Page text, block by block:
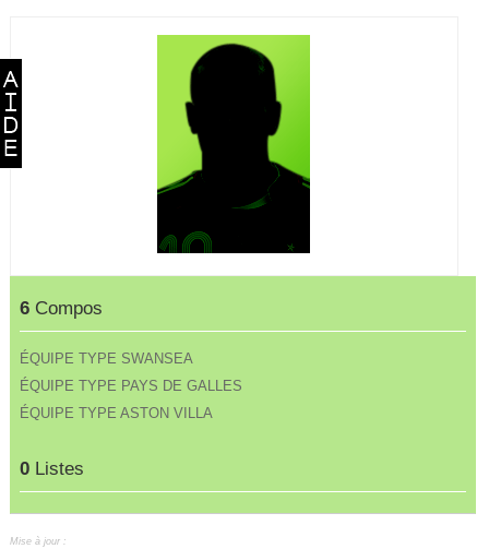
6 Compos
ÉQUIPE TYPE SWANSEA
ÉQUIPE TYPE PAYS DE GALLES
ÉQUIPE TYPE ASTON VILLA
0 Listes
Mise à jour :